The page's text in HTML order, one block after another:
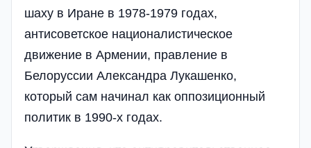
шаху в Иране в 1978-1979 годах,
антисоветское националистическое
движение в Армении, правление в
Белоруссии Александра Лукашенко,
который сам начинал как оппозиционный
политик в 1990-х годах.